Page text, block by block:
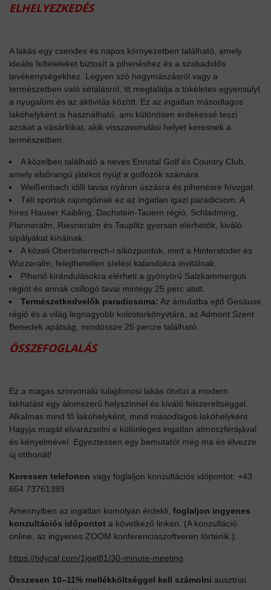
ELHELYEZKEDÉS
A lakás egy csendes és napos környezetben található, amely
ideális feltételeket biztosít a pihenéshez és a szabadidős
tevékenységekhez. Legyen szó hegymászásról vagy a
természetben való sétálásról, itt megtalálja a tökéletes egyensúlyt
a nyugalom és az aktivitás között. Ez az ingatlan másodlagos
lakóhelyként is használható, ami különösen érdekessé teszi
azokat a vásárlókat, akik visszavonulási helyet keresnek a
természetben.
A közelben található a neves Ennstal Golf és Country Club,
amely elsőrangú játékot nyújt a golfozók számára.
Weißenbach idilli tavas nyáron úszásra és pihenésre hívogat.
Téli sportok rajongóinak ez az ingatlan igazi paradicsom. A
híres Hauser Kaibling, Dachstein-Tauern régió, Schladming,
Planneralm, Riesneralm és Tauplitz gyorsan elérhetők, kiváló
sípályákat kínálnak.
A közeli Oberösterreich-i síközpontok, mint a Hinterstoder és
Wurzeralm, felejthetetlen síelési kalandokra invitálnak.
Pihenő kirándulásokra elérheti a gyönyörű Salzkammerguti
régiót és annak csillogó tavai mintegy 25 perc alatt.
Természetkedvelők paradicsoma: Az ámulatba ejtő Gesäuse
régió és a világ legnagyobb kolostorkönyvtára, az Admont Szent
Benedek apátság, mindössze 25 percre található.
ÖSSZEFOGLALÁS
Ez a magas színvonalú tulajdonosi lakás ötvözi a modern
lakhatást egy álomszerű helyszínnel és kiváló felszereltséggel.
Alkalmas mind fő lakóhelyként, mind másodlagos lakóhelyként.
Hagyja magát elvarázsolni e különleges ingatlan atmoszférájával
és kényelmével. Egyeztessen egy bemutatót még ma és élvezze
új otthonát!
Keressen telefonon vagy foglaljon konzultációs időpontot: +43
664 73761399
Amennyiben az ingatlan komolyan érdekli, foglaljon ingyenes
konzultációs időpontot a következő linken. (A konzultáció
online, az ingyenes ZOOM konferenciaszoftveren történik.):
https://tidycal.com/1jgel81/30-minute-meeting
Összesen 10–11% mellékköltséggel kell számolni ausztriai